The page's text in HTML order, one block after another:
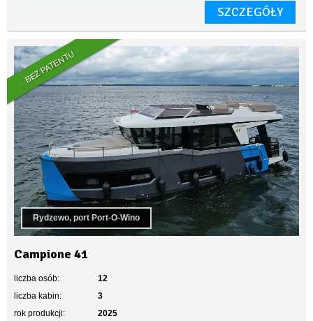
SZCZEGÓŁY
BEZ PATENTU
Rydzewo, port Port-O-Wino
Campione 41
liczba osób:
12
liczba kabin:
3
rok produkcji:
2025